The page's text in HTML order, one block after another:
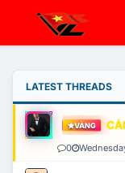
LATEST THREADS
VÀNG
0